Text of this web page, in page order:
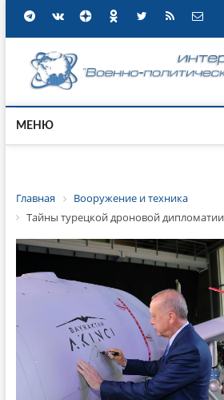
МЕНЮ
Главная
Вооружение и техника
Тайны турецкой дроновой дипломатии